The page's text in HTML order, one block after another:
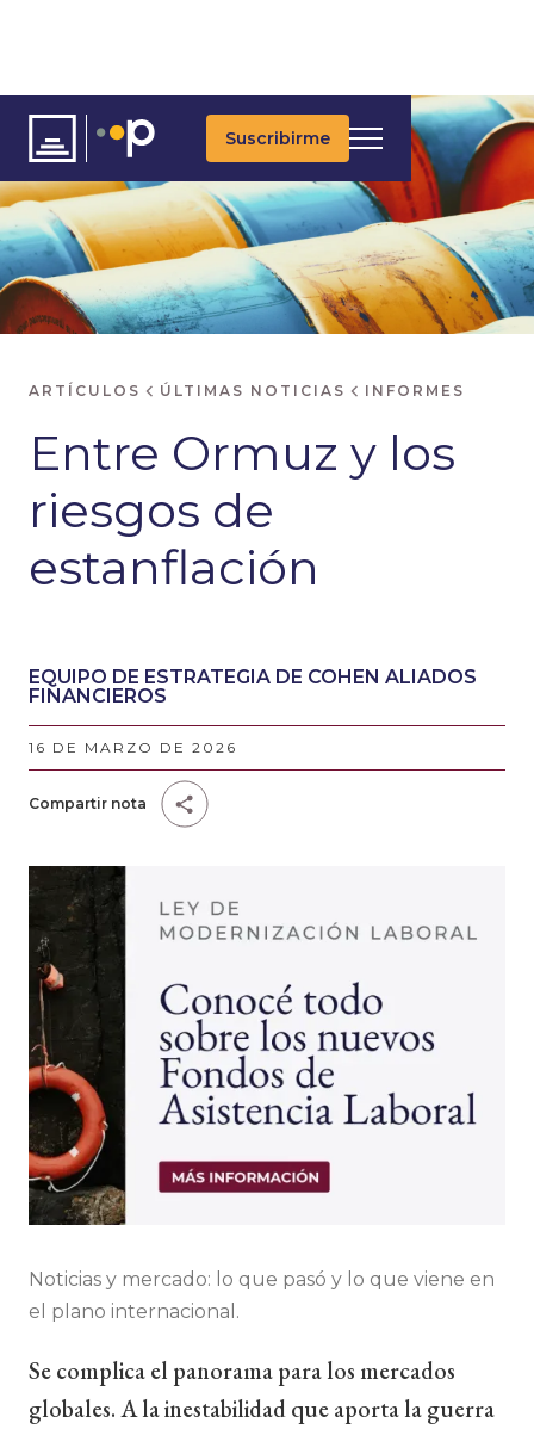
Suscribirme
ARTÍCULOS ÚLTIMAS NOTICIAS INFORMES
Entre Ormuz y los
riesgos de
estanflación
EQUIPO DE ESTRATEGIA DE COHEN ALIADOS
FINANCIEROS
16 DE MARZO DE 2026
Compartir nota
Noticias y mercado: lo que pasó y lo que viene en
el plano internacional.
Se complica el panorama para los mercados
globales. A la inestabilidad que aporta la guerra